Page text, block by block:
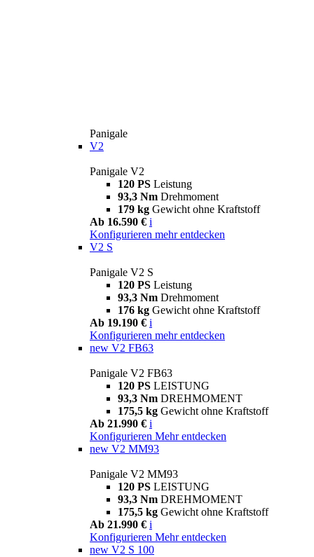
Panigale
V2
Panigale V2
120 PS Leistung
93,3 Nm Drehmoment
179 kg Gewicht ohne Kraftstoff
Ab 16.590 € i
Konfigurieren mehr entdecken
V2 S
Panigale V2 S
120 PS Leistung
93,3 Nm Drehmoment
176 kg Gewicht ohne Kraftstoff
Ab 19.190 € i
Konfigurieren mehr entdecken
new V2 FB63
Panigale V2 FB63
120 PS LEISTUNG
93,3 Nm DREHMOMENT
175,5 kg Gewicht ohne Kraftstoff
Ab 21.990 € i
Konfigurieren Mehr entdecken
new V2 MM93
Panigale V2 MM93
120 PS LEISTUNG
93,3 Nm DREHMOMENT
175,5 kg Gewicht ohne Kraftstoff
Ab 21.990 € i
Konfigurieren Mehr entdecken
new V2 S 100